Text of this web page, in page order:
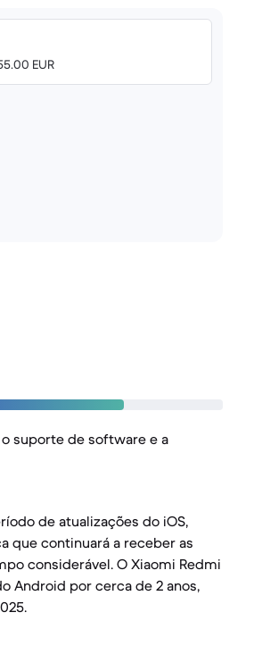
EUR
suporte de software e a
de atualizações do iOS,
que continuará a receber as
considerável. O Xiaomi Redmi
Android por cerca de 2 anos,